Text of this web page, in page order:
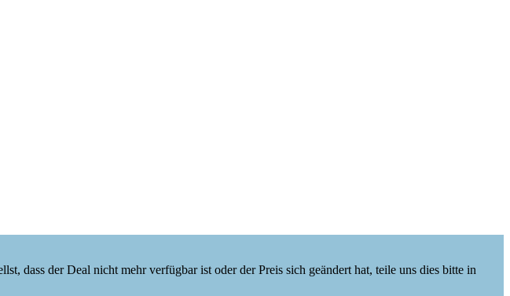
dass der Deal nicht mehr verfügbar ist oder der Preis sich geändert hat, teile uns dies bitte in